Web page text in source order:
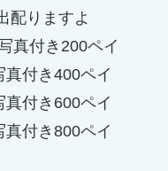
配りますよ
真付き200ペイ
真付き400ペイ
真付き600ペイ
真付き800ペイ